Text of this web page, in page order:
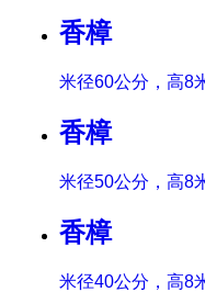
香樟
米径60公分，高8
香樟
米径50公分，高8
香樟
米径40公分，高8